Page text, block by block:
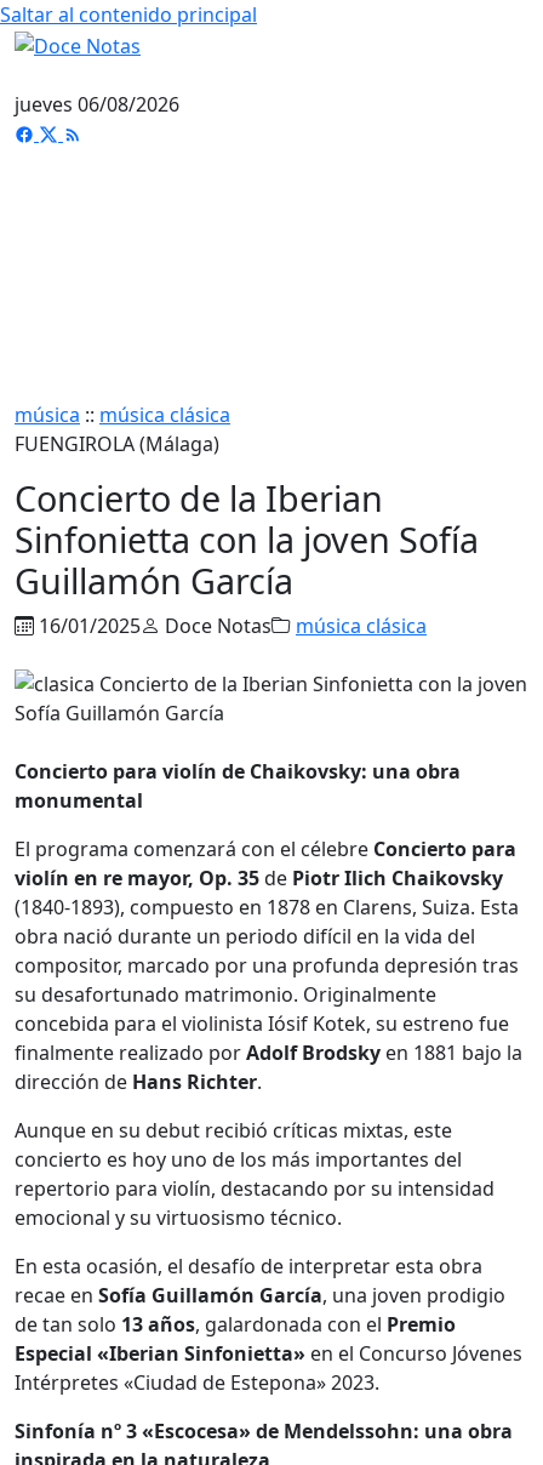
Saltar al contenido principal
jueves 06/08/2026
música :: música clásica
FUENGIROLA (Málaga)
Concierto de la Iberian
Sinfonietta con la joven Sofía
Guillamón García
16/01/2025 Doce Notas música clásica
Concierto para violín de Chaikovsky: una obra
monumental
El programa comenzará con el célebre Concierto para
violín en re mayor, Op. 35de Piotr Ilich Chaikovsky
(1840-1893), compuesto en 1878 en Clarens, Suiza. Esta
obra nació durante un periodo difícil en la vida del
compositor, marcado por una profunda depresión tras
su desafortunado matrimonio. Originalmente
concebida para el violinista Iósif Kotek, su estreno fue
finalmente realizado porAdolf Brodsky en 1881 bajo la
dirección de Hans Richter.
Aunque en su debut recibió críticas mixtas, este
concierto es hoy uno de los más importantes del
repertorio para violín, destacando por su intensidad
emocional y su virtuosismo técnico.
En esta ocasión, el desafío de interpretar esta obra
recae en Sofía Guillamón García, una joven prodigio
de tan solo 13 años, galardonada con el Premio
Especial «Iberian Sinfonietta» en el Concurso Jóvenes
Intérpretes «Ciudad de Estepona» 2023.
Sinfonía nº 3 «Escocesa» de Mendelssohn: una obra